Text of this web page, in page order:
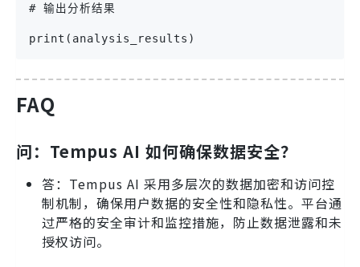
# 输出分析结果
print(analysis_results)
FAQ
问：Tempus AI 如何确保数据安全？
答：Tempus AI 采用多层次的数据加密和访问控
制机制，确保用户数据的安全性和隐私性。平台通
过严格的安全审计和监控措施，防止数据泄露和未
授权访问。